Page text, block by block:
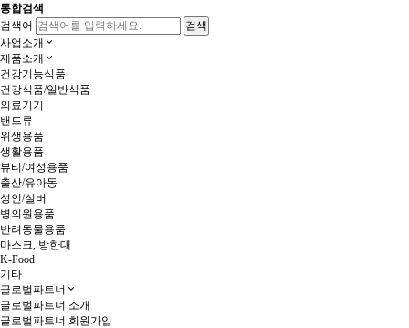
통합검색
검색어
사업소개
제품소개
건강기능식품
건강식품/일반식품
의료기기
밴드류
위생용품
생활용품
뷰티/여성용품
출산/유아동
성인/실버
병의원용품
반려동물용품
마스크, 방한대
K-Food
기타
글로벌파트너
글로벌파트너 소개
글로벌파트너 회원가입